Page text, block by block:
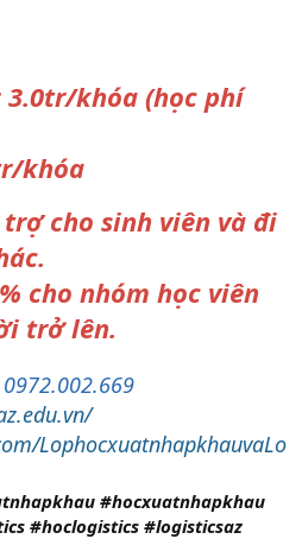
khóa (học phí
khóa
cho sinh viên và đi
cho nhóm học viên
trở lên.
LophocxuatnhapkhauvaLo
#hocxuatnhapkhau
#hoclogistics #logisticsaz